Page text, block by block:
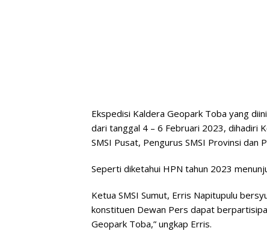
Ekspedisi Kaldera Geopark Toba yang
dari tanggal 4 – 6 Februari 2023, dihadiri
SMSI Pusat, Pengurus SMSI Provinsi dan
Seperti diketahui HPN tahun 2023
Ketua SMSI Sumut, Erris Napitupulu
konstituen Dewan Pers dapat
Geopark Toba,” ungkap Erris.